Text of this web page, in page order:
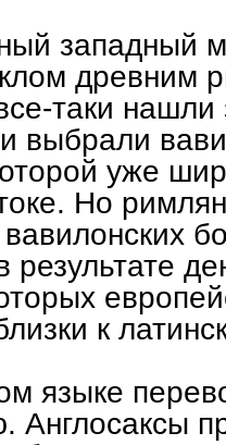
западный
древним
таки
выбрали
уже
Но
результате
к
языке
Англосаксы